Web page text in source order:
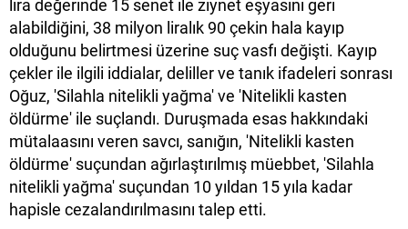
lira değerinde 15 senet ile ziynet eşyasını geri
alabildiğini, 38 milyon liralık 90 çekin hala kayıp
olduğunu belirtmesi üzerine suç vasfı değişti. Kayıp
çekler ile ilgili iddialar, deliller ve tanık ifadeleri sonrası
Oğuz, 'Silahla nitelikli yağma' ve 'Nitelikli kasten
öldürme' ile suçlandı. Duruşmada esas hakkındaki
mütalaasını veren savcı, sanığın, 'Nitelikli kasten
öldürme' suçundan ağırlaştırılmış müebbet, 'Silahla
nitelikli yağma' suçundan 10 yıldan 15 yıla kadar
hapisle cezalandırılmasını talep etti.